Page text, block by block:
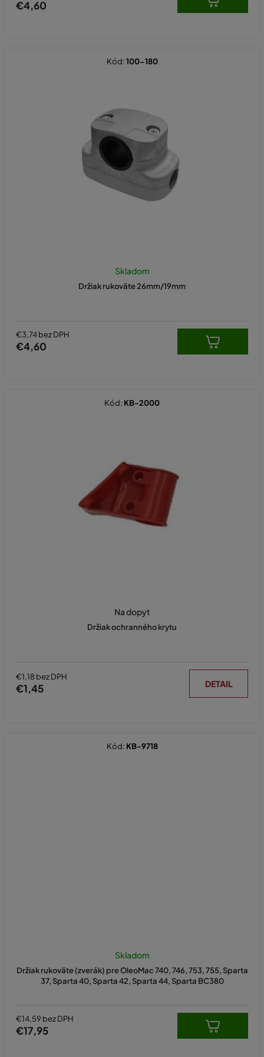
€4,60
Držiak rukoväte 26mm/19mm
Skladom
€3,74 bez DPH
€4,60
Kód:100-180
Držiak ochranného krytu
Na dopyt
€1,18 bez DPH
€1,45 DETAIL
Kód: KB-2000
Držiak rukoväte (zverák) pre OleoMac 740, 746, 753, 755, Sparta
37, Sparta 40, Sparta 42, Sparta 44, Sparta BC380
Skladom
€14,59 bez DPH
€17,95
Kód: KB-9718